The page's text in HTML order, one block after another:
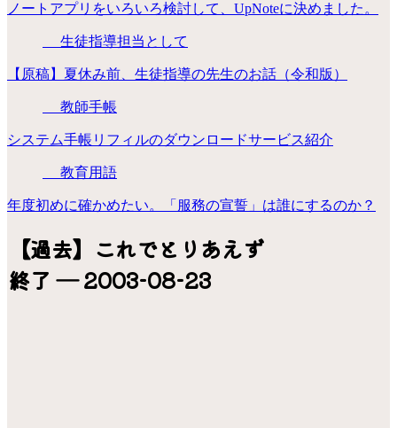
ノートアプリをいろいろ検討して、UpNoteに決めました。
生徒指導担当として
【原稿】夏休み前、生徒指導の先生のお話（令和版）
教師手帳
システム手帳リフィルのダウンロードサービス紹介
教育用語
年度初めに確かめたい。「服務の宣誓」は誰にするのか？
【過去】これでとりあえず
終了 ― 2003-08-23